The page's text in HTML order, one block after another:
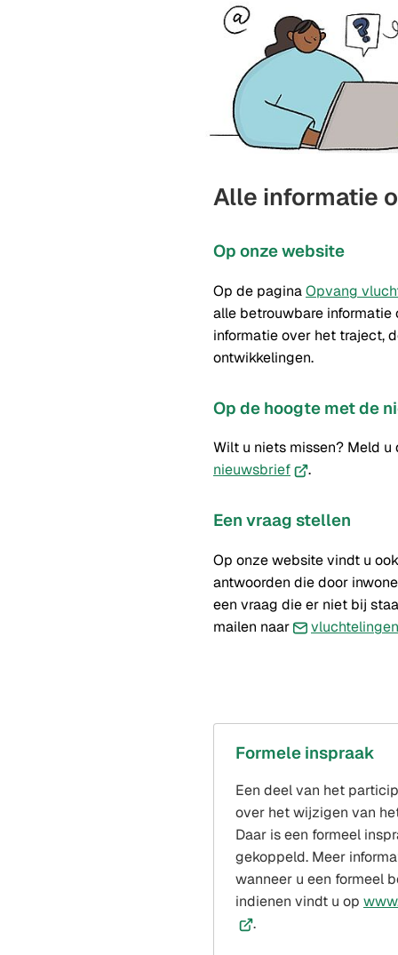
Alle informatie
Op onze website
Op de paginaOpvang
alle betrouwbare informatie
informatie over het traject,
ontwikkelingen.
Op de hoogte met de
Wilt u niets missen? Meld u
nieuwsbrief(Verwijst
een
website)
.
Een vraag stellen
Op onze website vindt u
antwoorden die door
een vraag die er niet bij
mailen naar
Formele inspraak
Een deel van het
over het wijzigen van
Daar is een formeel
gekoppeld. Meer
wanneer u een formeel
indienen vindt u op
.